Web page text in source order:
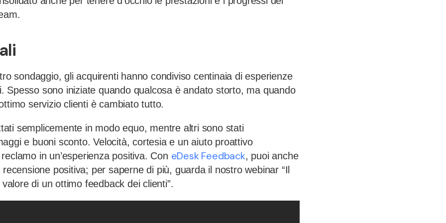
sondaggio, gli acquirenti hanno condiviso centinaia di esperienze
Spesso sono iniziate quando qualcosa è andato storto, ma quando
servizio clienti è cambiato tutto.
semplicemente in modo equo, mentre altri sono stati
e buoni sconto. Velocità, cortesia e un aiuto proattivo
in un’esperienza positiva. Con eDesk Feedback, puoi anche
positiva; per saperne di più, guarda il nostro webinar “Il
di un ottimo feedback dei clienti”.